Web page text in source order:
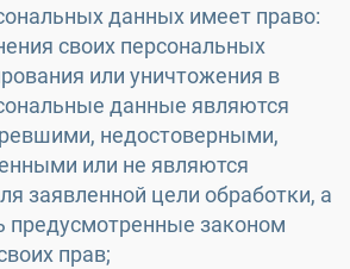
данных имеет право:
своих персональных
или уничтожения в
данные являются
недостоверными,
или не являются
заявленной цели обработки, а
предусмотренные законом
прав;